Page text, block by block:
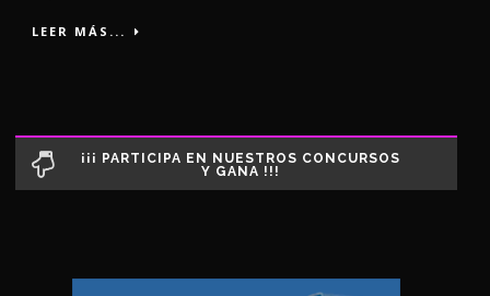
LEER MÁS...
¡¡¡ PARTICIPA EN NUESTROS CONCURSOS
Y GANA !!!